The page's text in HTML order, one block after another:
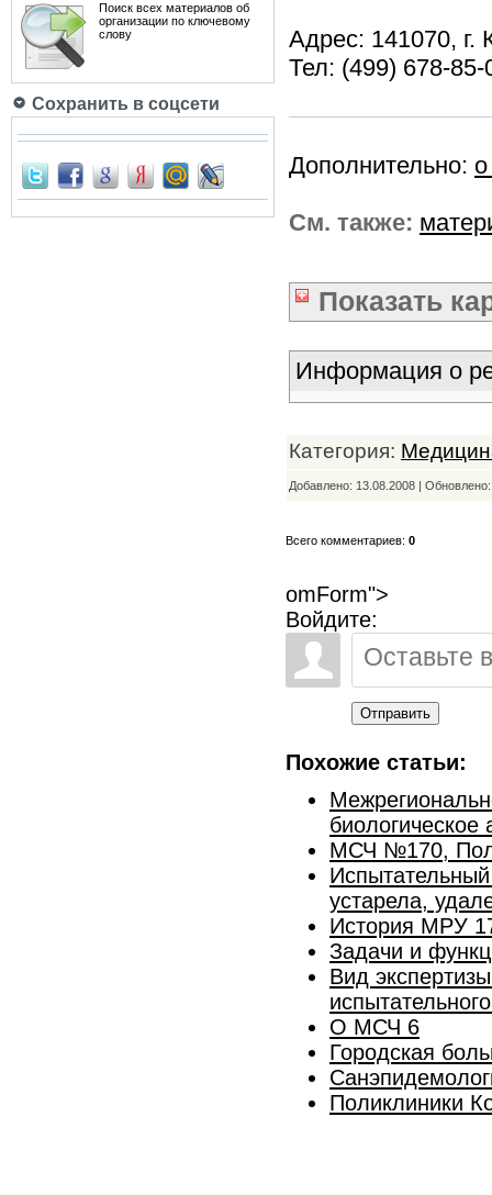
Поиск всех материалов об
организации по ключевому
слову
Сохранить в соцсети
Адрес: 141070, г.
Тел: (499) 678-85-
Дополнительно:
См. также:
Показать
Информация о
Категория:
Добавлено: 13.08.2008 |
Всего комментариев: 0
omForm">
Войдите:
Отправить
Похожие статьи:
МСЧ №170,
устарела,
История МРУ
Задачи и
Вид
О МСЧ 6
Городская
Поликлиники